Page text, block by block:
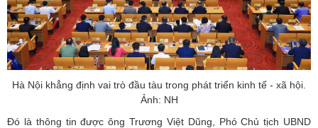
Hà Nội khẳng định vai trò đầu tàu trong phát triển kinh tế - xã hội.
Ảnh: NH
Đó là thông tin được ông Trương Việt Dũng, Phó Chủ tịch UBND